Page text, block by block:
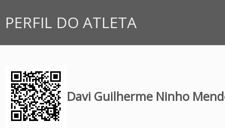
PERFIL DO ATLETA
Davi Guilherme Ninho